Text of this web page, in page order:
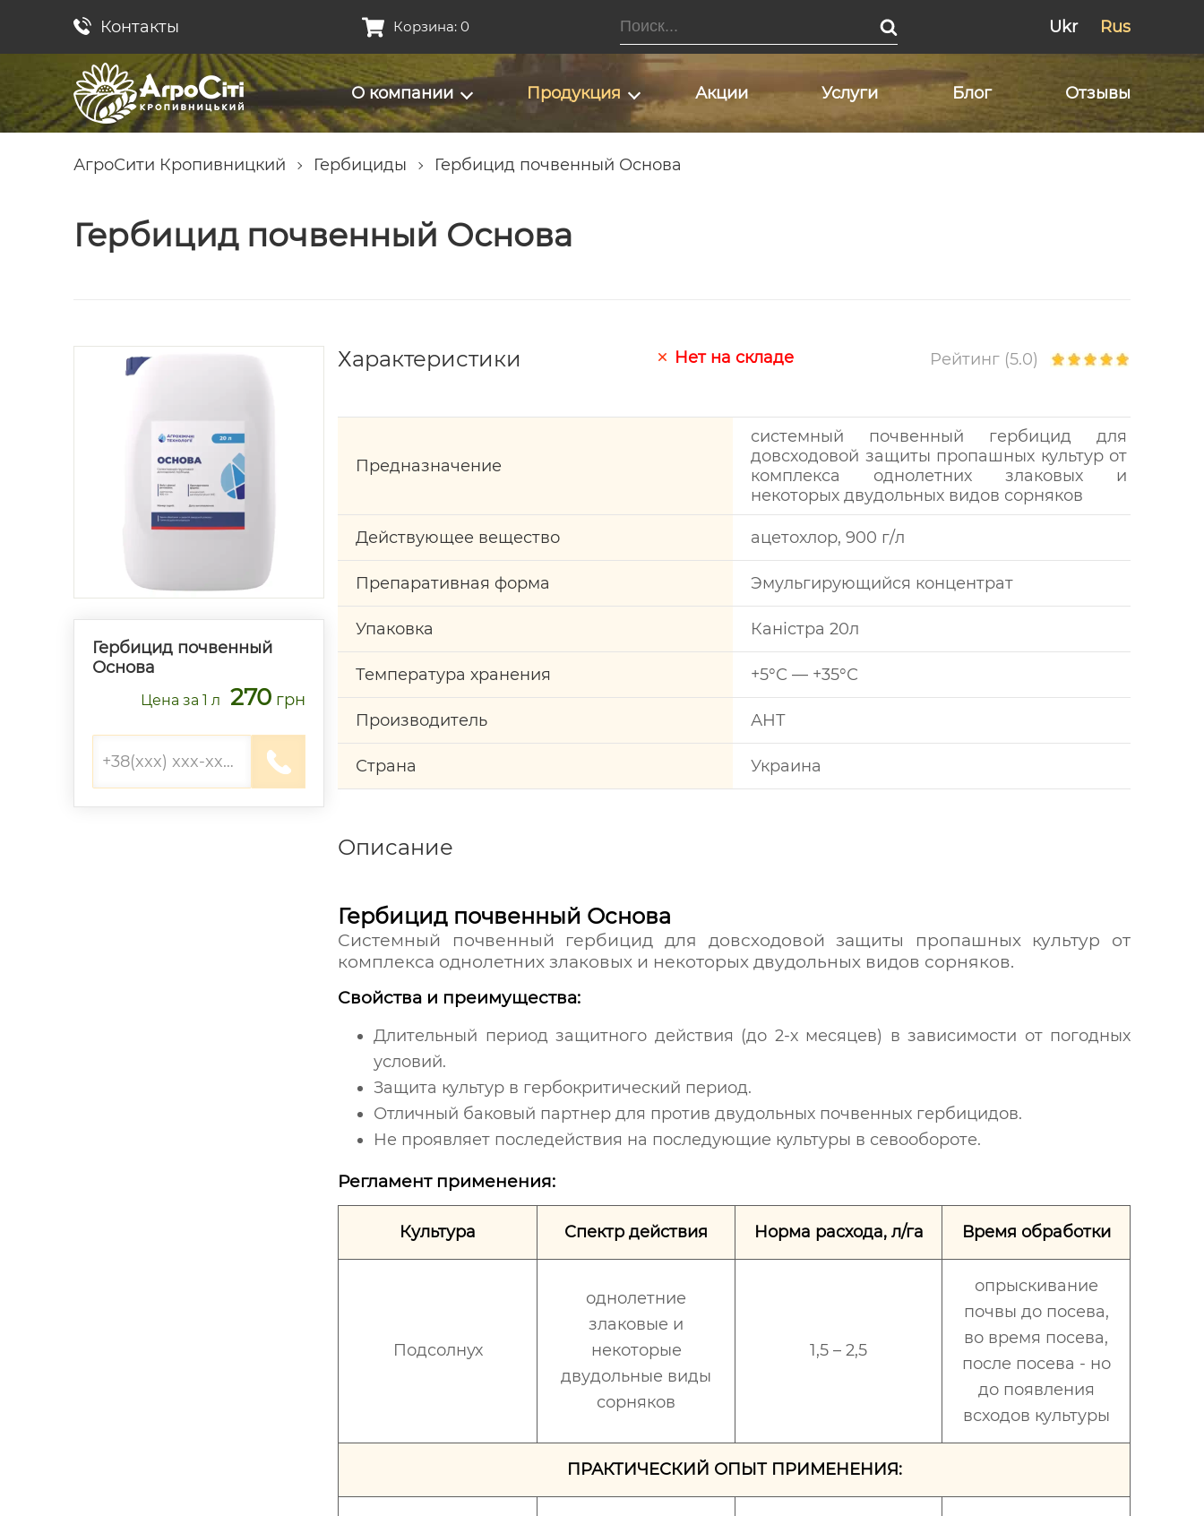
Контакты Корзина: 0 Ukr Rus
О компании Продукция Акции Услуги Блог Отзывы
АгроСити Кропивницкий Гербициды Гербицид почвенный Основа
Гербицид почвенный Основа
Гербицид почвенный
Основа
Цена за 1 л 270 грн
Характеристики Нет на складе Рейтинг (5.0)
Предназначение
системный почвенный гербицид для
довсходовой защиты пропашных культур от
комплекса однолетних злаковых и
некоторых двудольных видов сорняков
Действующее вещество ацетохлор, 900 г/л
Препаративная форма Эмульгирующийся концентрат
Упаковка Каністра 20л
Температура хранения +5°С — +35°С
Производитель АНТ
Страна Украина
Описание
Гербицид почвенный Основа
Системный почвенный гербицид для довсходовой защиты пропашных культур от
комплекса однолетних злаковых и некоторых двудольных видов сорняков.
Свойства и преимущества:
Длительный период защитного действия (до 2-х месяцев) в зависимости от погодных
условий.
Защита культур в гербокритический период.
Отличный баковый партнер для против двудольных почвенных гербицидов.
Не проявляет последействия на последующие культуры в севообороте.
Регламент применения:
Культура Спектр действия Норма расхода, л/га Время обработки
Подсолнух
однолетние
злаковые и
некоторые
двудольные виды
сорняков
1,5 – 2,5
опрыскивание
почвы до посева,
во время посева,
после посева - но
до появления
всходов культуры
ПРАКТИЧЕСКИЙ ОПЫТ ПРИМЕНЕНИЯ: